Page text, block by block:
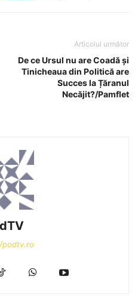
Articolul următor
De ce Ursul nu are Coadă și
Tinicheaua din Politică are
Succes la Țăranul
Necăjit?/Pamflet